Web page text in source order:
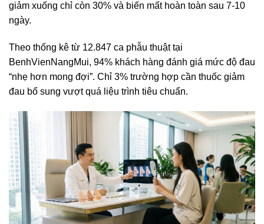
giảm xuống chỉ còn 30% và biến mất hoàn toàn sau 7-10
ngày.
Theo thống kê từ 12.847 ca phẫu thuật tại
BenhVienNangMui, 94% khách hàng đánh giá mức độ đau
“nhẹ hơn mong đợi”. Chỉ 3% trường hợp cần thuốc giảm
đau bổ sung vượt quá liệu trình tiêu chuẩn.